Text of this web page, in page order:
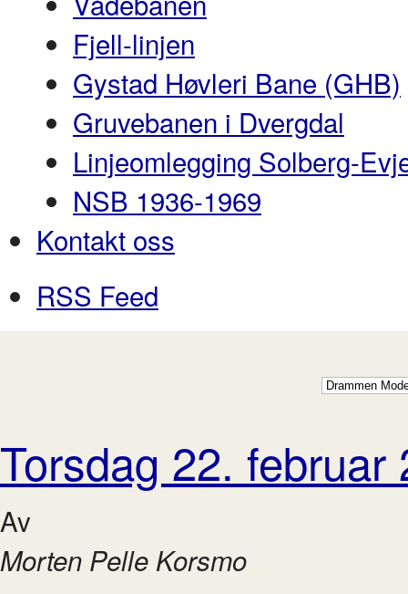
Fjell-linjen
Gystad Høvleri Bane (GHB)
Gruvebanen i Dvergdal
Linjeomlegging Solberg-
NSB 1936-1969
Kontakt oss
RSS Feed
Torsdag 22. februar
Av
Morten Pelle Korsmo